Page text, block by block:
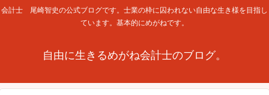
会計士 尾崎智史の公式ブログです。士業の枠に囚われない自由な生き様を目指し
ています。基本的にめがねです。
自由に生きるめがね会計士のブログ。